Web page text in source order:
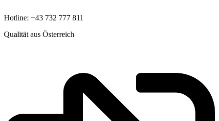
Hotline: +43 732 777 811
Qualität aus Österreich